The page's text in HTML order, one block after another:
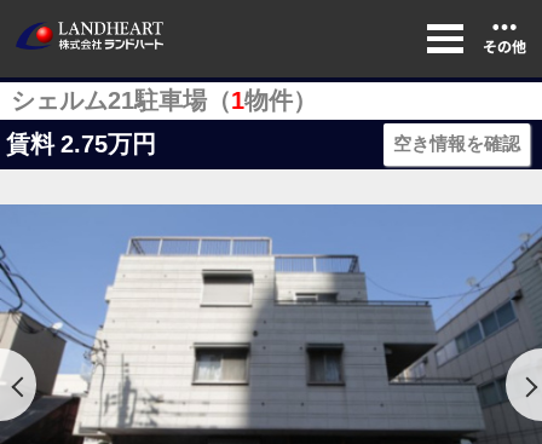
シェルム21駐車場（1物件）
賃料 2.75万円 空き情報を確認